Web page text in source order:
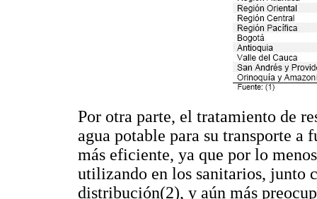
Por otra parte, el tratamiento de
agua potable para su transporte a
más eficiente, ya que por lo
utilizando en los sanitarios, junto
distribución(2), y aún más